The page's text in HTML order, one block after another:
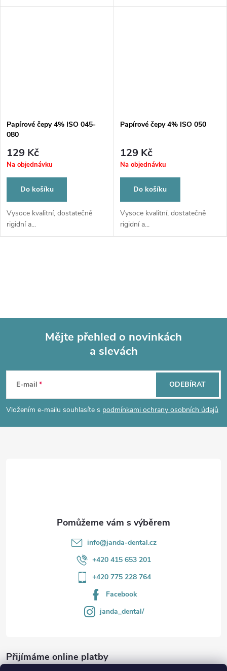
Papírové čepy 4% ISO 045-
080
129 Kč
Na objednávku
Do košíku
Vysoce kvalitní, dostatečně
rigidní a...
Papírové čepy 4% ISO 050
129 Kč
Na objednávku
Do košíku
Vysoce kvalitní, dostatečně
rigidní a...
a
í
p
p
a
Mějte přehled o novinkách
a slevách
E-mail
Vložením e-mailu souhlasíte s podmínkami ochrany osobních údajů
ODEBÍRAT
info@janda-dental.cz
+420 415 653 201
+420 775 228 764
Facebook
janda_dental/
Přijímáme online platby